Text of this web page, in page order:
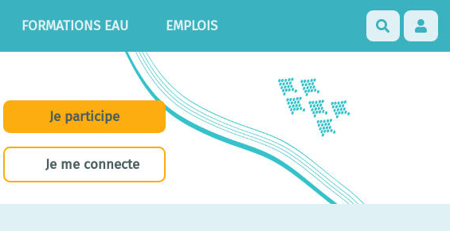
FORMATIONS EAU EMPLOIS
Je participe
Je me connecte